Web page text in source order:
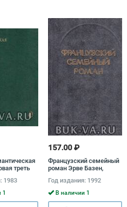
треть
Владимир
1983
1
157.00 ₽
Французский семейный
роман Эрве Базен,
Луи Кюртис, Юрий
Уваров
Год издания: 1992
В наличии 1